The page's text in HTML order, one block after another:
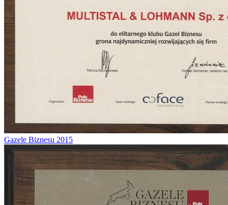
Gazele Biznesu 2015